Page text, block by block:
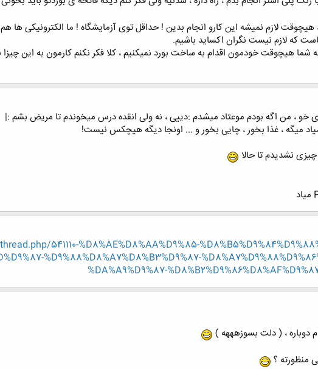
هیچوقت لازم نمیشه این کارو انجام بدین ! حداقل توی آزمایشگاه ! ما الکترونیکی
که لازم نیست نگران اکساید باشیم.
هیچوقت خودمون اقدام به ساخت بورد نمیکنیم ، کلا فکر نکنم کارمون به این چیزا
خو ، من اگه بودم موعتاد میشدم :دییی ، نه ولی انقده درس میخوندم تا مریض بشم :|
میگه ، غذا بخور ، چایی بخور و ... اونجا دیگه هیچکس نیست!
نشدیدم تا حالا
541110-%D8%AE%D8%AA%D9%85-
%D9%88%D8%A7%D8%B3%D9%87-
%DA%A9%D9%87-
دوباره ، ( دلت بسوزهههه )
منظورته ؟